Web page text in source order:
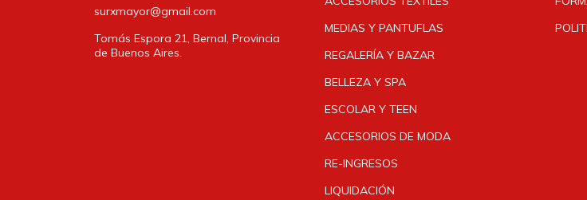
surxmayor@gmail.com
Tomás Espora 21, Bernal, Provincia
de Buenos Aires.
MEDIAS Y PANTUFLAS
REGALERÍA Y BAZAR
BELLEZA Y SPA
ESCOLAR Y TEEN
ACCESORIOS DE MODA
RE-INGRESOS
LIQUIDACIÓN